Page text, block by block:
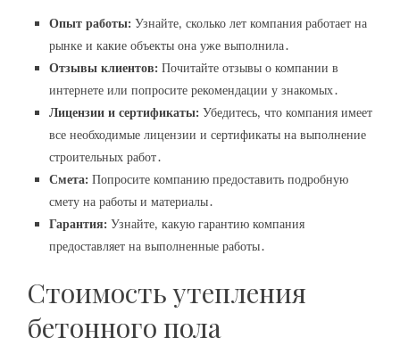
Опыт работы: Узнайте‚ сколько лет компания работает на
рынке и какие объекты она уже выполнила․
Отзывы клиентов: Почитайте отзывы о компании в
интернете или попросите рекомендации у знакомых․
Лицензии и сертификаты: Убедитесь‚ что компания имеет
все необходимые лицензии и сертификаты на выполнение
строительных работ․
Смета: Попросите компанию предоставить подробную
смету на работы и материалы․
Гарантия: Узнайте‚ какую гарантию компания
предоставляет на выполненные работы․
Стоимость утепления
бетонного пола